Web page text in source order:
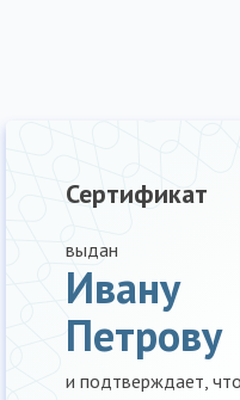
Сертификат
выдан
Ивану
Петрову
и подтверждает,